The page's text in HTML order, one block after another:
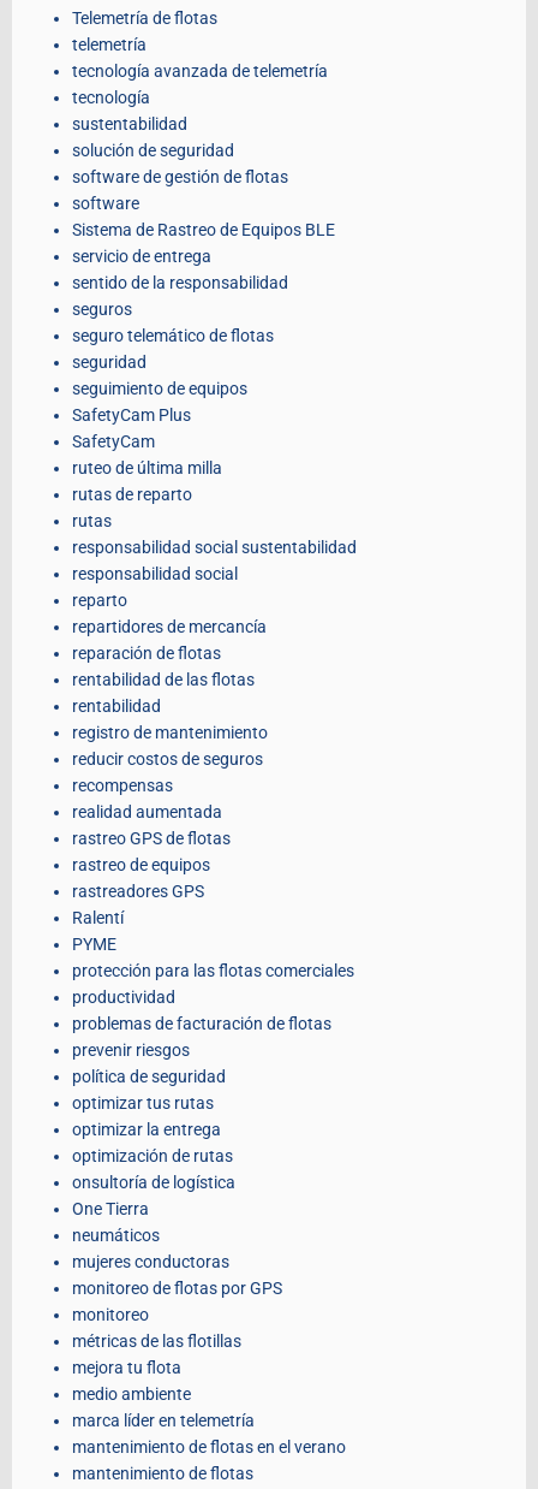
Telemetría de flotas
telemetría
tecnología avanzada de telemetría
tecnología
sustentabilidad
solución de seguridad
software de gestión de flotas
software
Sistema de Rastreo de Equipos BLE
servicio de entrega
sentido de la responsabilidad
seguros
seguro telemático de flotas
seguridad
seguimiento de equipos
SafetyCam Plus
SafetyCam
ruteo de última milla
rutas de reparto
rutas
responsabilidad social sustentabilidad
responsabilidad social
reparto
repartidores de mercancía
reparación de flotas
rentabilidad de las flotas
rentabilidad
registro de mantenimiento
reducir costos de seguros
recompensas
realidad aumentada
rastreo GPS de flotas
rastreo de equipos
rastreadores GPS
Ralentí
PYME
protección para las flotas comerciales
productividad
problemas de facturación de flotas
prevenir riesgos
política de seguridad
optimizar tus rutas
optimizar la entrega
optimización de rutas
onsultoría de logística
One Tierra
neumáticos
mujeres conductoras
monitoreo de flotas por GPS
monitoreo
métricas de las flotillas
mejora tu flota
medio ambiente
marca líder en telemetría
mantenimiento de flotas en el verano
mantenimiento de flotas